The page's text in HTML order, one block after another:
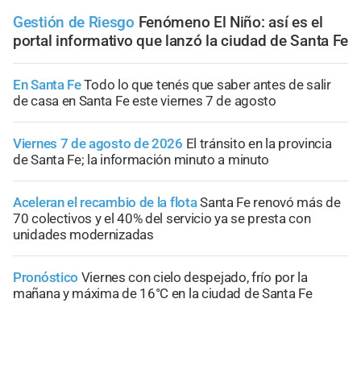
Gestión de Riesgo Fenómeno El Niño: así es el
portal informativo que lanzó la ciudad de Santa Fe
En Santa FeTodo lo que tenés que saber antes de salir
de casa en Santa Fe este viernes 7 de agosto
Viernes 7 de agosto de 2026 El tránsito en la provincia
de Santa Fe; la información minuto a minuto
Aceleran el recambio de la flotaSanta Fe renovó más de
70 colectivos y el 40% del servicio ya se presta con
unidades modernizadas
Pronóstico Viernes con cielo despejado, frío por la
mañana y máxima de 16°C en la ciudad de Santa Fe